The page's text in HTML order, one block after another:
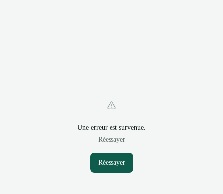
Une erreur est survenue.
Réessayer
Réessayer